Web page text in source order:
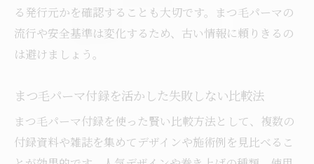
まつ毛パーマの平均価格と選び方のポイン
まつ毛パーマ施術前に知るべき注意点まと
まつ毛パーマの安全性と資格要件の確認法
まつ毛パーマで後悔しないための比較視点
る発行元かを確認することも大切です。まつ毛パーマの
流行や安全基準は変化するため、古い情報に頼りきるの
は避けましょう。
まつ毛パーマ付録を活かした失敗しない比較法
まつ毛パーマ付録を使った賢い比較方法として、複数の
付録資料や雑誌を集めてデザインや施術例を見比べるこ